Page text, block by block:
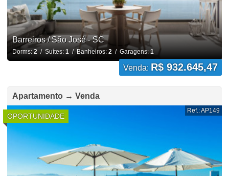
Barreiros / São José - SC
Dorms: 2/ Suítes: 1/ Banheiros: 2/ Garagens:1
Venda: R$ 932.645,47
Apartamento → Venda
OPORTUNIDADE
Ref.: AP149